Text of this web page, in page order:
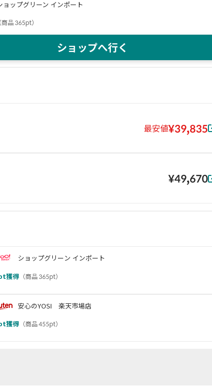
ョップグリーン インポート
商品 365pt）
ショップへ行く
最安値¥39,835
¥49,670
ショップグリーン インポート
獲得 （商品 365pt）
安心のYOSI 楽天市場店
獲得 （商品 455pt）